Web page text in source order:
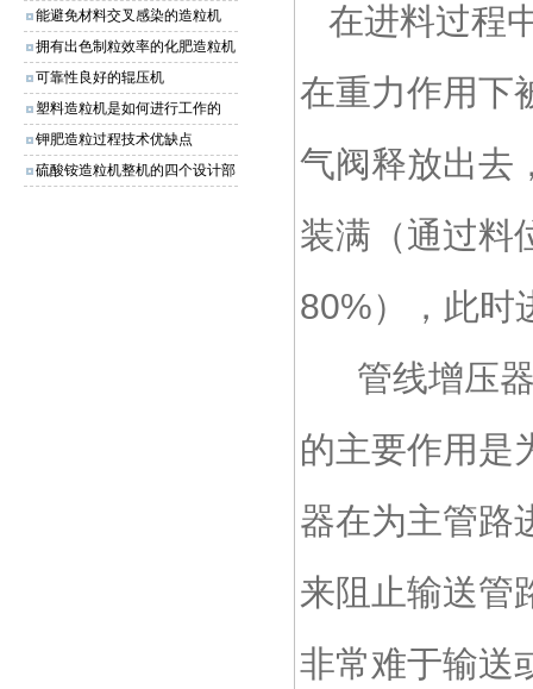
能避免材料交叉感染的造粒机
拥有出色制粒效率的化肥造粒机
可靠性良好的辊压机
塑料造粒机是如何进行工作的
钾肥造粒过程技术优缺点
硫酸铵造粒机整机的四个设计部
在进料过程
在重力作用下
气阀释放出去
装满（通过料
80%），此时
管线增压
的主要作用是
器在为主管路
来阻止输送管
非常难于输送